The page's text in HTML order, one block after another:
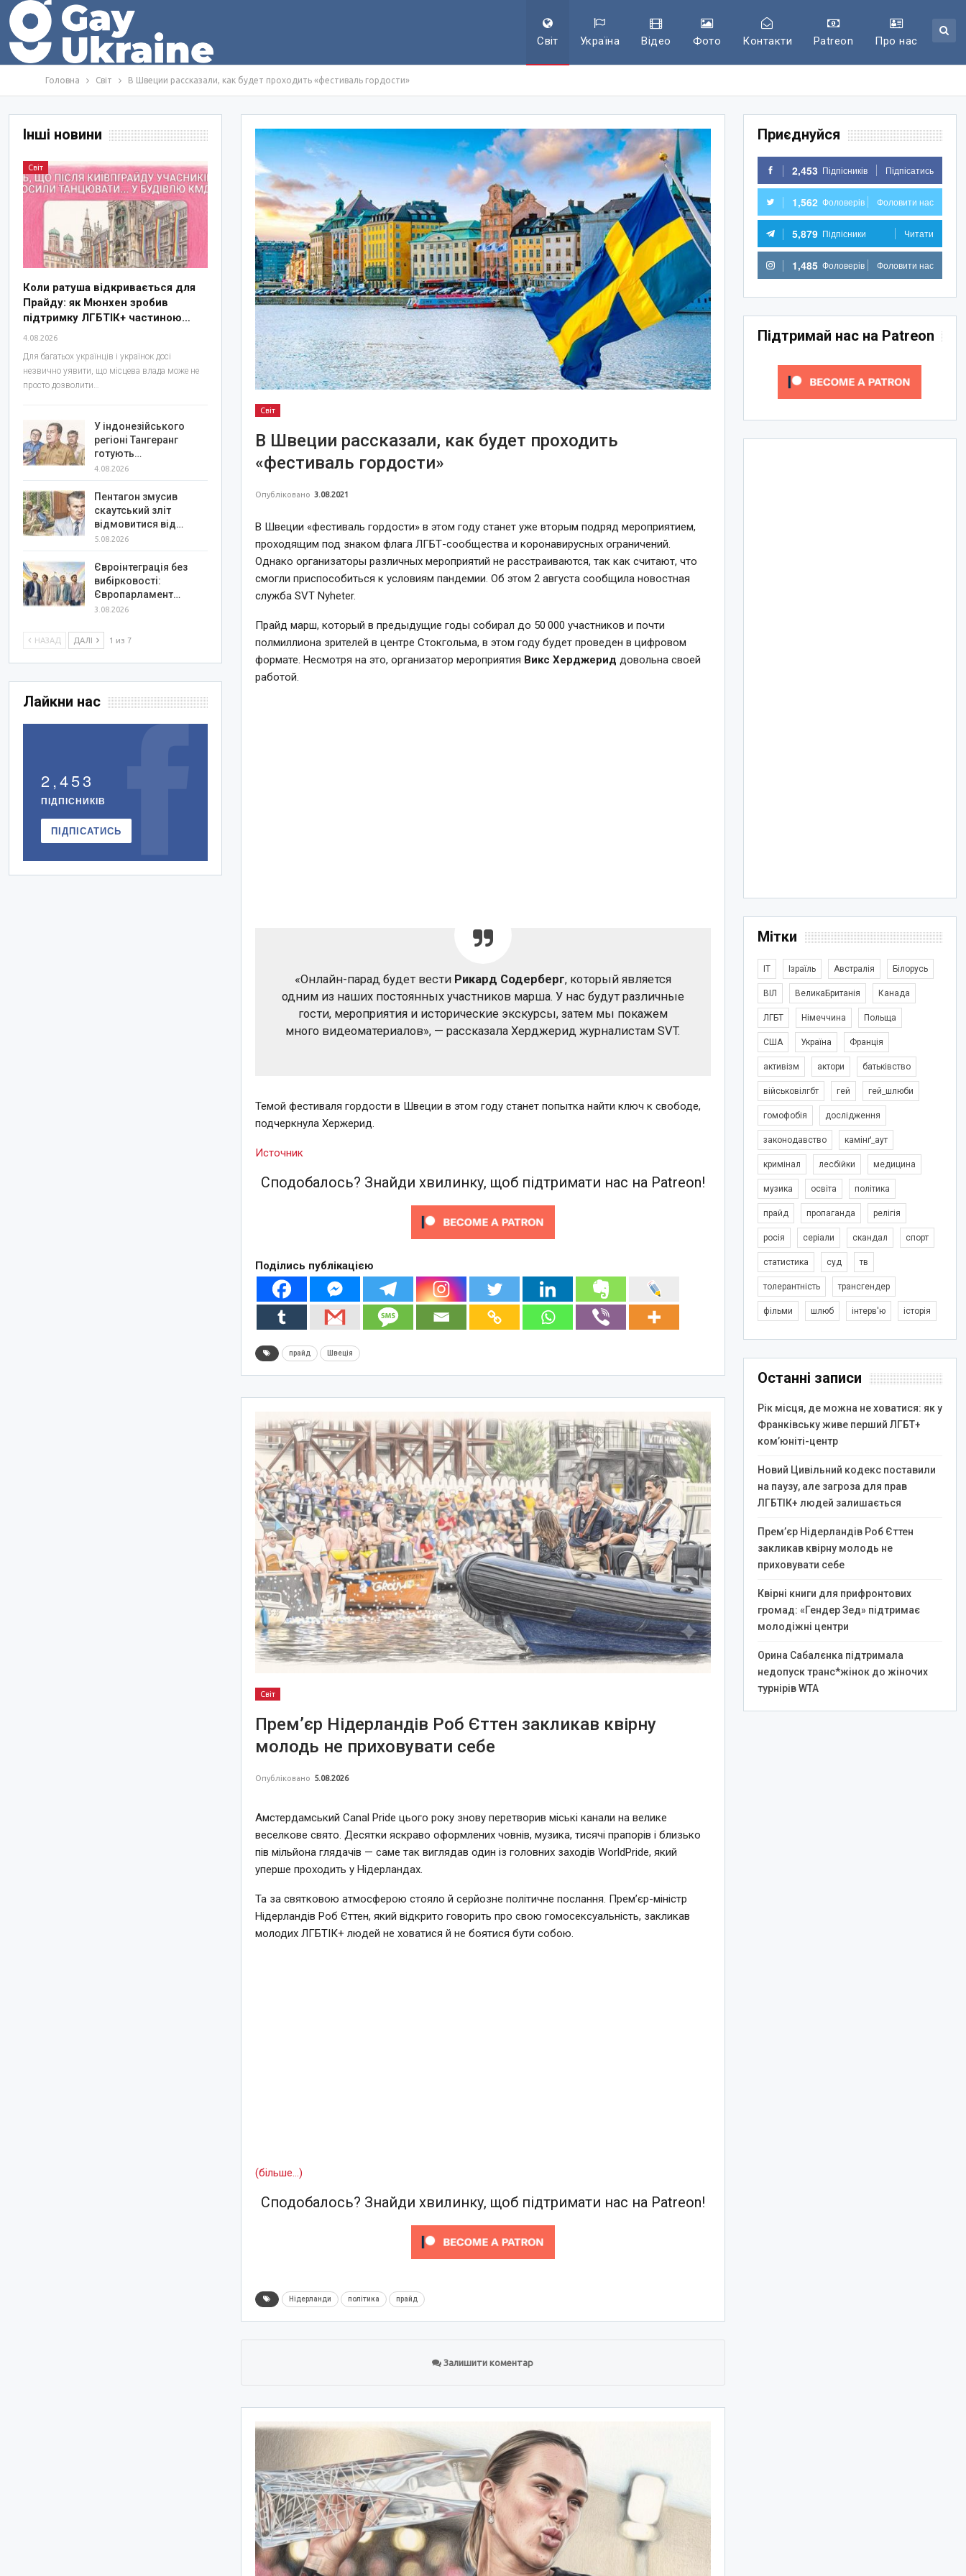
Світ Україна Відео Фото Контакти Patreon Про нас
Головна Світ В Швеции рассказали, как будет проходить «фестиваль гордости»
Світ
В Швеции рассказали, как будет проходить
«фестиваль гордости»
Опубліковано 3.08.2021
В Швеции «фестиваль гордости» в этом году станет уже вторым подряд мероприятием,
проходящим под знаком флага ЛГБТ-сообщества и коронавирусных ограничений.
Однако организаторы различных мероприятий не расстраиваются, так как считают, что
смогли приспособиться к условиям пандемии. Об этом 2 августа сообщила новостная
служба SVT Nyheter.
Прайд марш, который в предыдущие годы собирал до 50 000 участников и почти
полмиллиона зрителей в центре Стокгольма, в этом году будет проведен в цифровом
формате. Несмотря на это, организатор мероприятия Викс Херджерид довольна своей
работой.
«Онлайн-парад будет вести Рикард Содерберг, который является
одним из наших постоянных участников марша. У нас будут различные
гости, мероприятия и исторические экскурсы, затем мы покажем
много видеоматериалов», — рассказала Херджерид журналистам SVT.
Темой фестиваля гордости в Швеции в этом году станет попытка найти ключ к свободе,
подчеркнула Хержерид.
Источник
Сподобалось? Знайди хвилинку, щоб підтримати нас на Patreon!
Поділись публікацією
прайд Швеція
Світ
Прем’єр Нідерландів Роб Єттен закликав квірну
молодь не приховувати себе
Опубліковано 5.08.2026
Амстердамський Canal Pride цього року знову перетворив міські канали на велике
веселкове свято. Десятки яскраво оформлених човнів, музика, тисячі прапорів і близько
пів мільйона глядачів — саме так виглядав один із головних заходів WorldPride, який
уперше проходить у Нідерландах.
Та за святковою атмосферою стояло й серйозне політичне послання. Прем’єр-міністр
Нідерландів Роб Єттен, який відкрито говорить про свою гомосексуальність, закликав
молодих ЛГБТІК+ людей не ховатися й не боятися бути собою.
(більше…)
Сподобалось? Знайди хвилинку, щоб підтримати нас на Patreon!
Нідерланди політика прайд
Залишити коментар
Приєднуйся
2,453 Підпісників Підпісатись
1,562 Фоловерів Фоловити нас
5,879 Підпісники Читати
1,485 Фоловерів Фоловити нас
Підтримай нас на Patreon
Мітки
IT Ізраїль Австралія Білорусь
ВІЛ ВеликаБританія Канада
ЛГБТ Німеччина Польща
США Україна Франція
активізм актори батьківство
військовілгбт гей гей_шлюби
гомофобія дослідження
законодавство камінґ_аут
кримінал лесбійки медицина
музика освіта політика
прайд пропаганда релігія
росія серіали скандал спорт
статистика суд тв
толерантність трансгендер
фільми шлюб інтерв'ю історія
Останні записи
Рік місця, де можна не ховатися: як у
Франківську живе перший ЛГБТ+
ком’юніті-центр
Новий Цивільний кодекс поставили
на паузу, але загроза для прав
ЛГБТІК+ людей залишається
Прем’єр Нідерландів Роб Єттен
закликав квірну молодь не
приховувати себе
Квірні книги для прифронтових
громад: «Гендер Зед» підтримає
молодіжні центри
Орина Сабалєнка підтримала
недопуск транс*жінок до жіночих
турнірів WTA
Інші новини
Світ
Коли ратуша відкривається для
Прайду: як Мюнхен зробив
підтримку ЛГБТІК+ частиною…
4.08.2026
Для багатьох українців і українок досі
незвично уявити, що місцева влада може не
просто дозволити…
У індонезійського
регіоні Тангеранг
готують…
4.08.2026
Пентагон змусив
скаутський зліт
відмовитися від…
5.08.2026
Євроінтеграція без
вибірковості:
Європарламент…
3.08.2026
НАЗАД ДАЛІ 1 из 7
Лайкни нас
2,453
ПІДПІСНИКІВ
ПІДПІСАТИСЬ